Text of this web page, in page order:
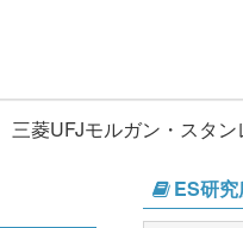
三菱UFJモルガン・スタン
ES研